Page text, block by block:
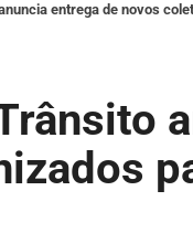
entrega de novos